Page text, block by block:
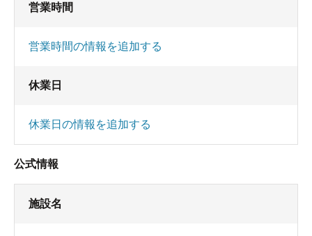
営業時間
営業時間の情報を追加する
休業日
休業日の情報を追加する
公式情報
施設名